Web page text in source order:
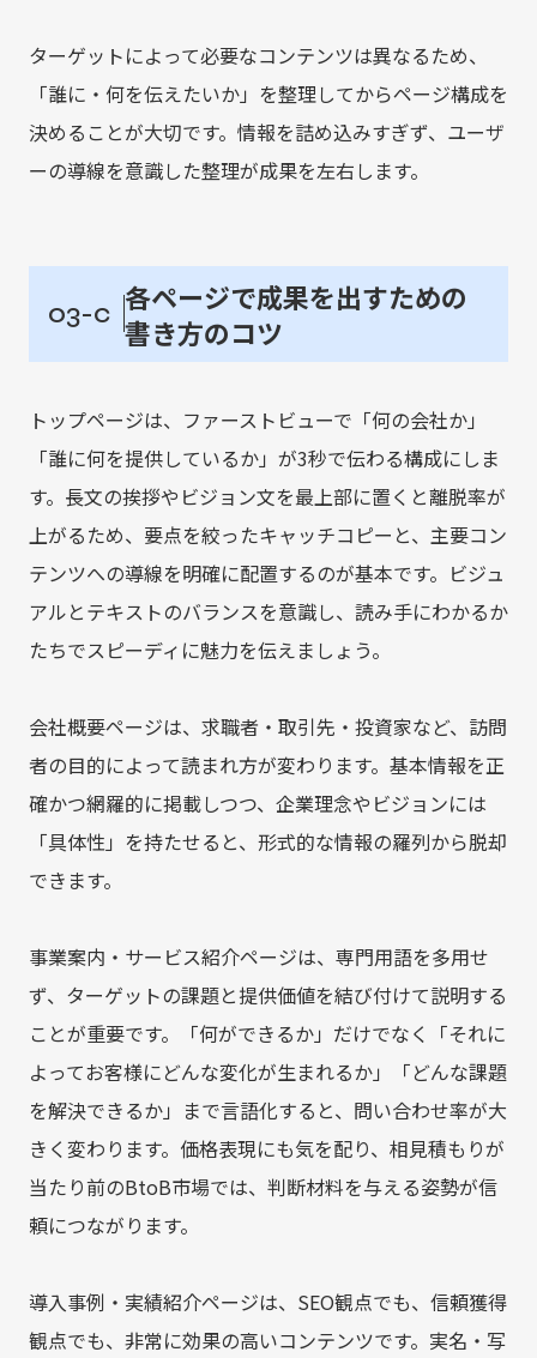
ターゲットによって必要なコンテンツは異なるため、
「誰に・何を伝えたいか」を整理してからページ構成を
決めることが大切です。情報を詰め込みすぎず、ユーザ
ーの導線を意識した整理が成果を左右します。
03-c 各ページで成果を出すための
書き方のコツ
トップページは、ファーストビューで「何の会社か」
「誰に何を提供しているか」が3秒で伝わる構成にしま
す。長文の挨拶やビジョン文を最上部に置くと離脱率が
上がるため、要点を絞ったキャッチコピーと、主要コン
テンツへの導線を明確に配置するのが基本です。ビジュ
アルとテキストのバランスを意識し、読み手にわかるか
たちでスピーディに魅力を伝えましょう。
会社概要ページは、求職者・取引先・投資家など、訪問
者の目的によって読まれ方が変わります。基本情報を正
確かつ網羅的に掲載しつつ、企業理念やビジョンには
「具体性」を持たせると、形式的な情報の羅列から脱却
できます。
事業案内・サービス紹介ページは、専門用語を多用せ
ず、ターゲットの課題と提供価値を結び付けて説明する
ことが重要です。「何ができるか」だけでなく「それに
よってお客様にどんな変化が生まれるか」「どんな課題
を解決できるか」まで言語化すると、問い合わせ率が大
きく変わります。価格表現にも気を配り、相見積もりが
当たり前のBtoB市場では、判断材料を与える姿勢が信
頼につながります。
導入事例・実績紹介ページは、SEO観点でも、信頼獲得
観点でも、非常に効果の高いコンテンツです。実名・写